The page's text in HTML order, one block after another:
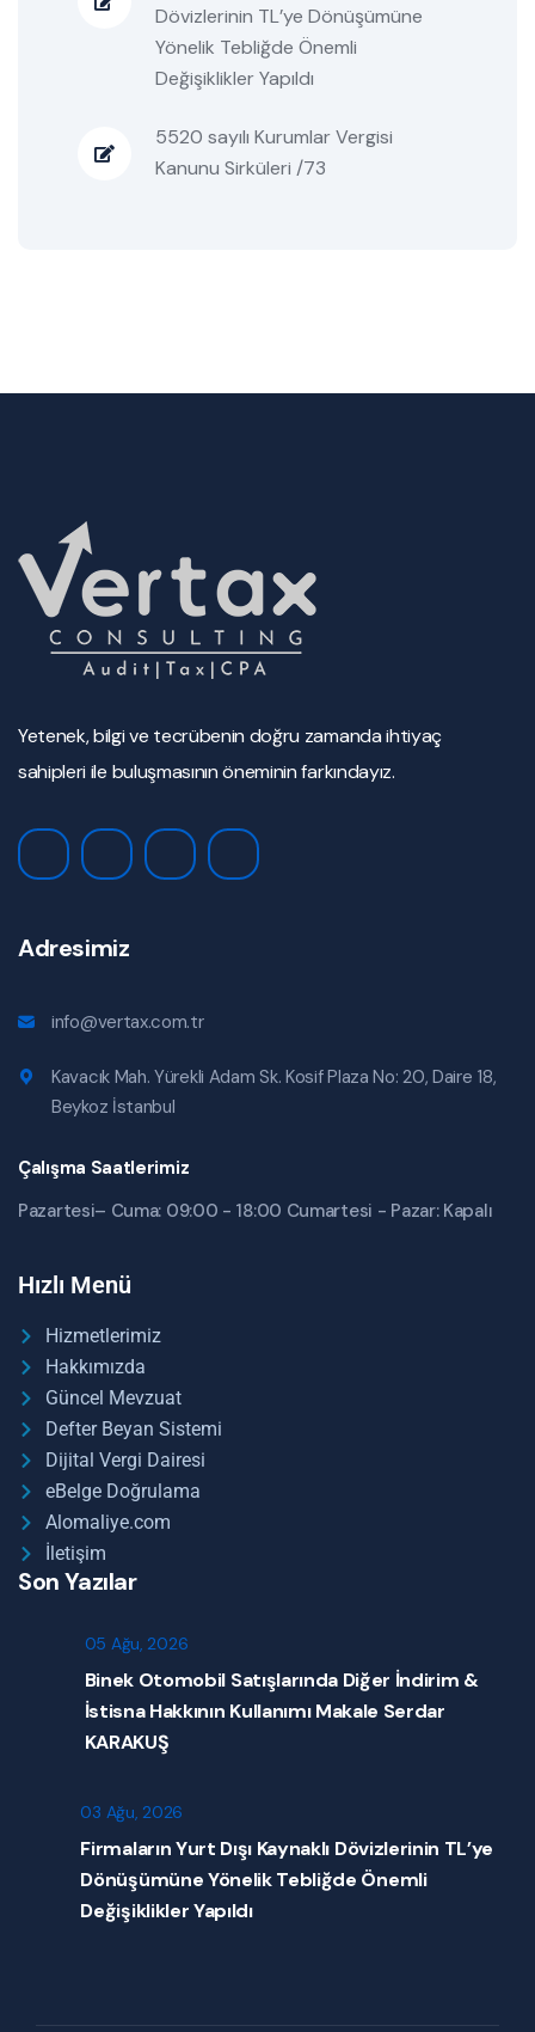
Dövizlerinin TL’ye Dönüşümüne
Yönelik Tebliğde Önemli
Değişiklikler Yapıldı
5520 sayılı Kurumlar Vergisi
Kanunu Sirküleri /73
Yetenek, bilgi ve tecrübenin doğru zamanda ihtiyaç
sahipleri ile buluşmasının öneminin farkındayız.
Adresimiz
info@vertax.com.tr
Kavacık Mah. Yürekli Adam Sk. Kosif Plaza No: 20, Daire 18,
Beykoz İstanbul
Çalışma Saatlerimiz
Pazartesi– Cuma: 09:00 - 18:00 Cumartesi - Pazar: Kapalı
Hızlı Menü
Hizmetlerimiz
Hakkımızda
Güncel Mevzuat
Defter Beyan Sistemi
Dijital Vergi Dairesi
eBelge Doğrulama
Alomaliye.com
İletişim
Son Yazılar
05 Ağu, 2026
Binek Otomobil Satışlarında Diğer İndirim &
İstisna Hakkının Kullanımı Makale Serdar
KARAKUŞ
03 Ağu, 2026
Firmaların Yurt Dışı Kaynaklı Dövizlerinin TL’ye
Dönüşümüne Yönelik Tebliğde Önemli
Değişiklikler Yapıldı